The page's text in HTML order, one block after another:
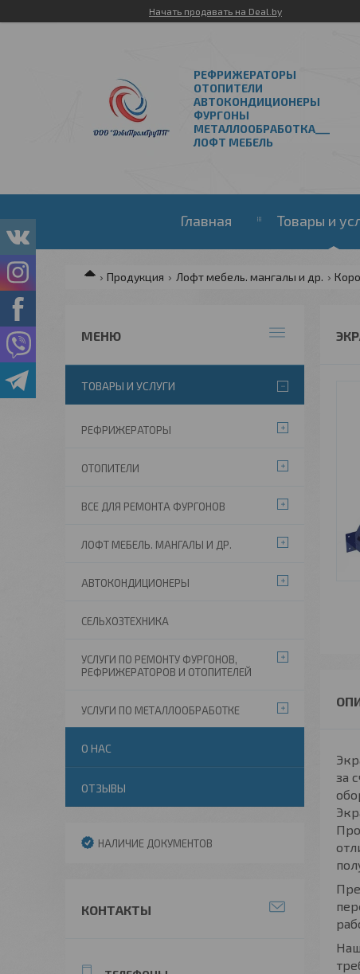
Начать продавать на Deal.by
РЕФРИЖЕРАТОРЫ
ОТОПИТЕЛИ
АВТОКОНДИЦИОНЕРЫ
ФУРГОНЫ
МЕТАЛЛООБРАБОТКА___
ЛОФТ МЕБЕЛЬ
Главная Товары и
Продукция Лофт мебель. мангалы и др.
за
ТОВАРЫ И УСЛУГИ
РЕФРИЖЕРАТОРЫ
ОТОПИТЕЛИ
ВСЕ ДЛЯ РЕМОНТА ФУРГОНОВ
ЛОФТ МЕБЕЛЬ. МАНГАЛЫ И ДР.
АВТОКОНДИЦИОНЕРЫ
СЕЛЬХОЗТЕХНИКА
УСЛУГИ ПО РЕМОНТУ ФУРГОНОВ,
РЕФРИЖЕРАТОРОВ И ОТОПИТЕЛЕЙ
УСЛУГИ ПО МЕТАЛЛООБРАБОТКЕ
О НАС
ОТЗЫВЫ
НАЛИЧИЕ ДОКУМЕНТОВ
КОНТАКТЫ